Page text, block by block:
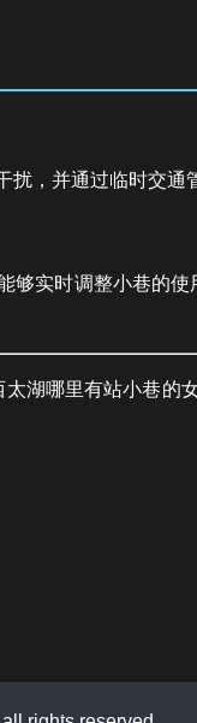
，并通过临时交通
够实时调整小巷的
湖哪里有站小巷的